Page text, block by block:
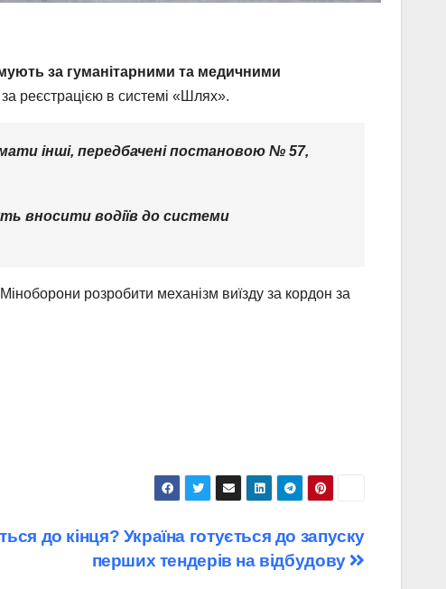
за гуманітарними та медичними
реєстрацією в системі «Шлях».
інші, передбачені постановою № 57,
вносити водіїв до системи
розробити механізм виїзду за кордон за
до кінця? Україна готується до запуску
перших тендерів на відбудову